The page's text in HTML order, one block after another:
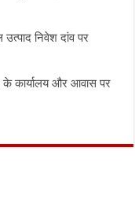
निवेश दांव पर
के कार्यालय और आवास पर